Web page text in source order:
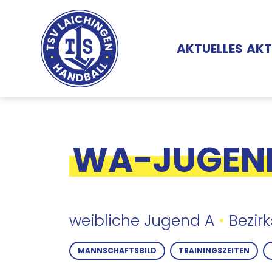
Direkt zum Inhalt
AKTUELLES
WA-
weibliche Jugend A •
MANNSCHAFTSBILD TRAININGSZEITEN